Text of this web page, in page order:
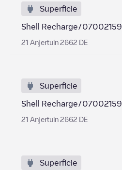
Superficie
Shell Recharge/07002159
21 Anjertuin 2662 DE
Superficie
Shell Recharge/07002159
21 Anjertuin 2662 DE
Superficie